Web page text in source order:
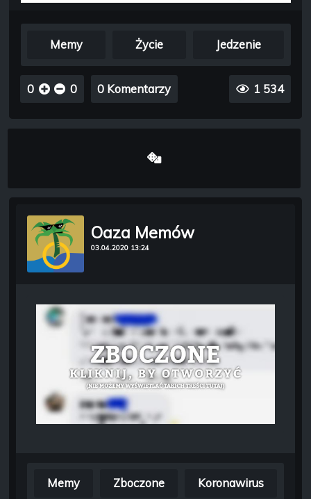
Memy Życie Jedzenie
0 0 0 Komentarzy 1 534
Oaza Memów
03.04.2020 13:24
Memy Zboczone Koronawirus